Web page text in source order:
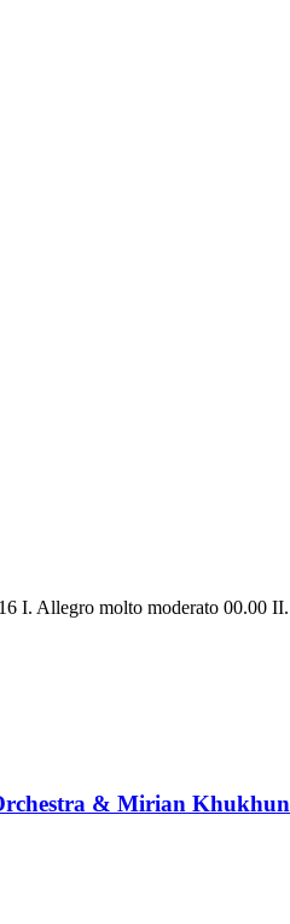
I. Allegro molto moderato 00.00
& Mirian